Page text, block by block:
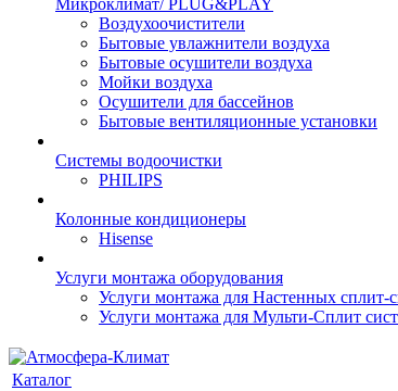
Микроклимат/ PLUG&PLAY
Воздухоочистители
Бытовые увлажнители воздуха
Бытовые осушители воздуха
Мойки воздуха
Осушители для бассейнов
Бытовые вентиляционные установки
Системы водоочистки
PHILIPS
Колонные кондиционеры
Hisense
Услуги монтажа оборудования
Услуги монтажа для Настенных сплит-
Услуги монтажа для Мульти-Сплит
Каталог